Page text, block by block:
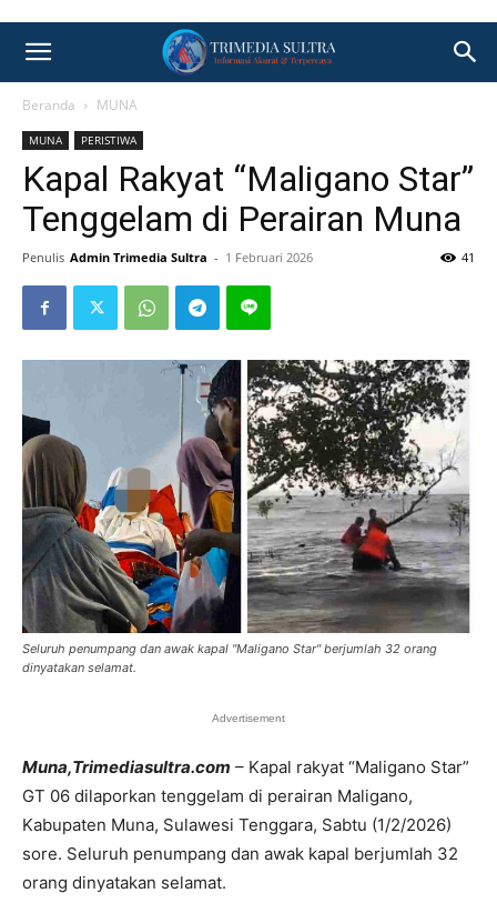
Beranda MUNA
MUNA PERISTIWA
Kapal Rakyat “Maligano Star”
Tenggelam di Perairan Muna
Penulis Admin Trimedia Sultra - 1 Februari 2026 41
Seluruh penumpang dan awak kapal "Maligano Star" berjumlah 32 orang
dinyatakan selamat.
Advertisement
Muna,Trimediasultra.com – Kapal rakyat “Maligano Star”
GT 06 dilaporkan tenggelam di perairan Maligano,
Kabupaten Muna, Sulawesi Tenggara, Sabtu (1/2/2026)
sore. Seluruh penumpang dan awak kapal berjumlah 32
orang dinyatakan selamat.